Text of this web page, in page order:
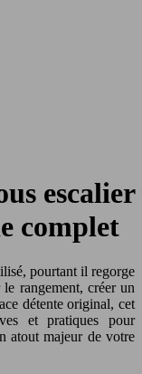
escalier
complet
pourtant il regorge
rangement, créer un
détente original, cet
et pratiques pour
atout majeur de votre